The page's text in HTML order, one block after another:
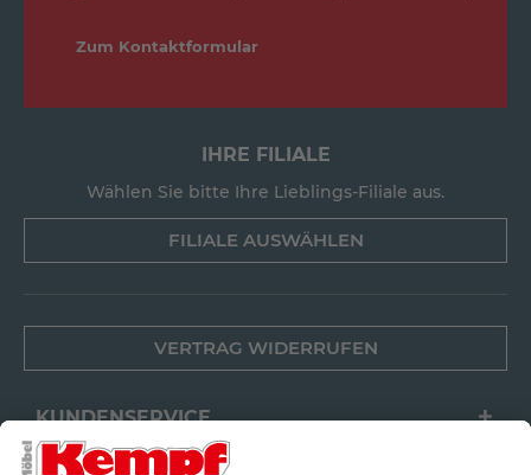
Zum Kontaktformular
IHRE FILIALE
Wählen Sie bitte Ihre Lieblings-Filiale aus.
FILIALE AUSWÄHLEN
VERTRAG WIDERRUFEN
KUNDENSERVICE
FILIALEN